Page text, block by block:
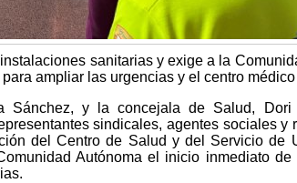
sanitarias y exige a la
ampliar las urgencias y el centro médico
Sánchez, y la concejala de Salud, Dori
sindicales, agentes sociales y
del Centro de Salud y del Servicio de
Autónoma el inicio inmediato